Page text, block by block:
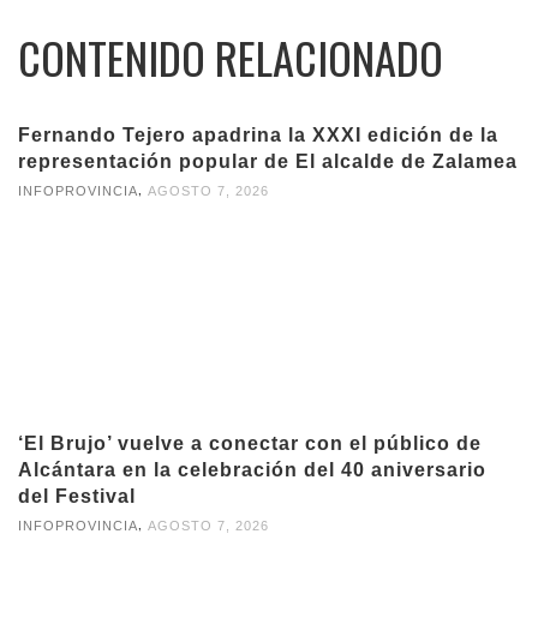
CONTENIDO RELACIONADO
Fernando Tejero apadrina la XXXI edición de la
representación popular de El alcalde de Zalamea
INFOPROVINCIA, AGOSTO 7, 2026
‘El Brujo’ vuelve a conectar con el público de
Alcántara en la celebración del 40 aniversario
del Festival
INFOPROVINCIA, AGOSTO 7, 2026